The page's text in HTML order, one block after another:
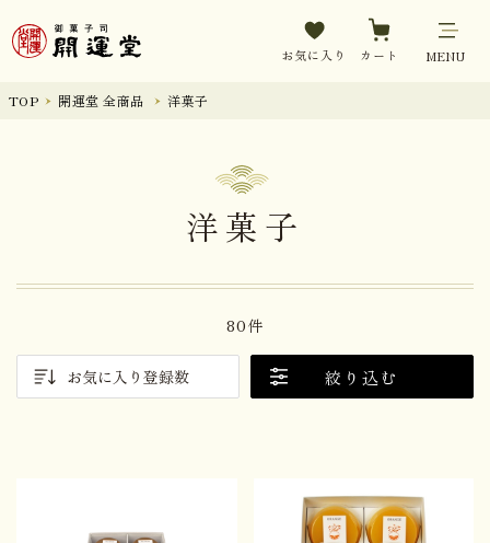
お気に入り カート MENU
TOP 開運堂 全商品 洋菓子
洋菓子
80件
お気に入り登録数 絞り込む